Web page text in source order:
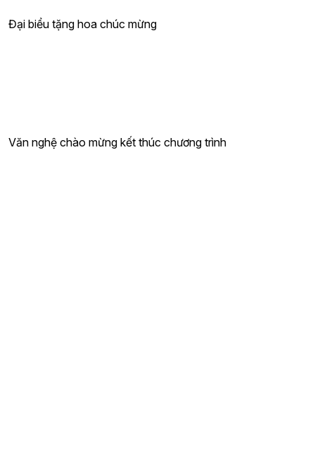
Đại biểu tặng hoa chúc mừng
Văn nghệ chào mừng kết thúc chương trình